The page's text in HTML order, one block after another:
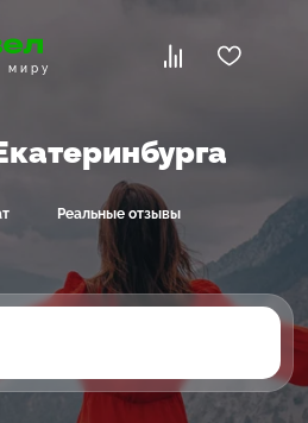
миру
Реальные отзывы